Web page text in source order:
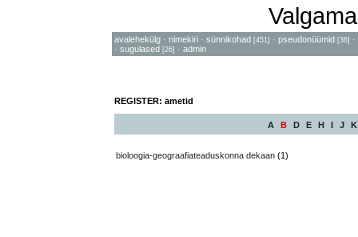
avalehekülg · nimekiri · sünnikohad [451] · pseudonüümid [36] ·
· sugulased [26] · admin
REGISTER: ametid
A B D E H J K
bioloogia-geograafiateaduskonna dekaan (1)